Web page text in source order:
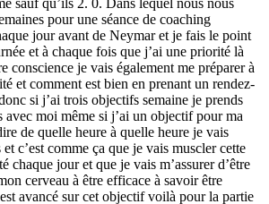
sauf qu’ils 2. 0. Dans lequel nous nous
pour une séance de coaching
jour avant de Neymar et je fais le point
et à chaque fois que j’ai une priorité là
conscience je vais également me préparer à
et comment est bien en prenant un rendez-
si j’ai trois objectifs semaine je prends
avec moi même si j’ai un objectif pour ma
de quelle heure à quelle heure je vais
c’est comme ça que je vais muscler cette
chaque jour et que je vais m’assurer d’être
cerveau à être efficace à savoir être
avancé sur cet objectif voilà pour la partie